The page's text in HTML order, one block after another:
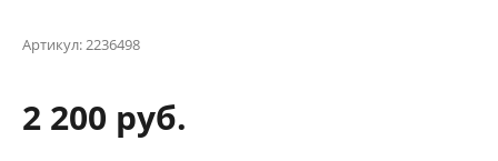
Артикул:2236498
2 200 руб.